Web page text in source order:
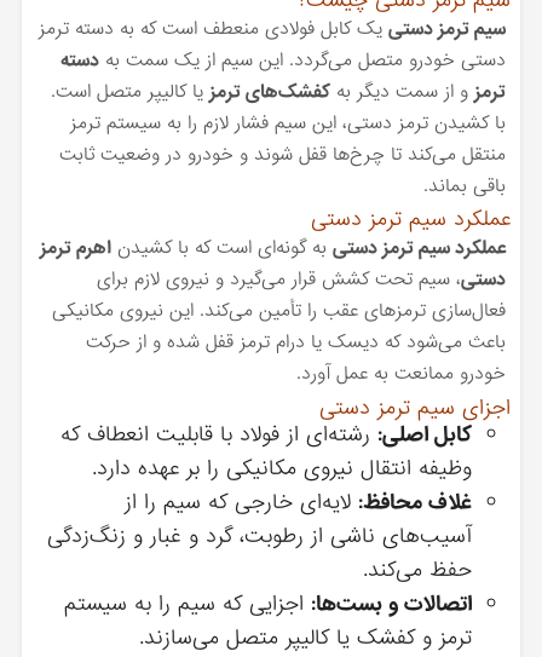
سیم ترمز دستی یک کابل فولادی منعطف است که به دسته ترمز
دستی خودرو متصل می‌گردد. این سیم از یک سمت بهدسته
ترمز و از سمت دیگر بهکفشک‌های ترمز یا کالیپر متصل است.
با کشیدن ترمز دستی، این سیم فشار لازم را به سیستم ترمز
منتقل می‌کند تا چرخ‌ها قفل شوند و خودرو در وضعیت ثابت
باقی بماند.
عملکرد سیم ترمز دستی
عملکرد سیم ترمز دستی به گونه‌ای است که با کشیدناهرم ترمز
دستی، سیم تحت کشش قرار می‌گیرد و نیروی لازم برای
فعال‌سازی ترمزهای عقب را تأمین می‌کند. این نیروی مکانیکی
باعث می‌شود که دیسک یا درام ترمز قفل شده و از حرکت
خودرو ممانعت به عمل آورد.
اجزای سیم ترمز دستی
کابل اصلی: رشته‌ای از فولاد با قابلیت انعطاف که
وظیفه انتقال نیروی مکانیکی را بر عهده دارد.
غلاف محافظ: لایه‌ای خارجی که سیم را از
آسیب‌های ناشی از رطوبت، گرد و غبار و زنگ‌زدگی
حفظ می‌کند.
اتصالات و بست‌ها: اجزایی که سیم را به سیستم
ترمز و کفشک یا کالیپر متصل می‌سازند.